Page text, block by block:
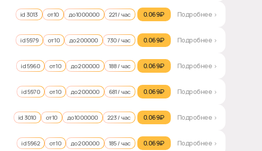
id 3013 от 10 до 1000000 221 / час 0.069₽‎ Подробнее >
id 5979 от 10 до 200000 730 / час 0.069₽‎ Подробнее >
id 5960 от 10 до 200000 188 / час 0.069₽‎ Подробнее >
id 5970 от 10 до 200000 681 / час 0.069₽‎ Подробнее >
id 3010 от 10 до 1000000 223 / час 0.069₽‎ Подробнее >
id 5962 от 10 до 200000 185 / час 0.069₽‎ Подробнее >